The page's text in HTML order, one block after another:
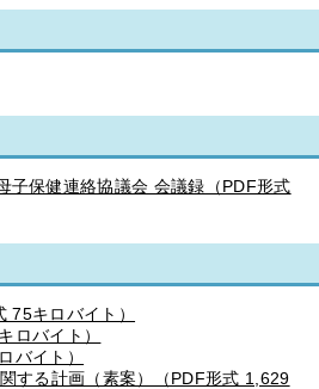
子保健連絡協議会 会議録（PDF形式
75キロバイト）
ロバイト）
バイト）
する計画（素案）（PDF形式 1,629